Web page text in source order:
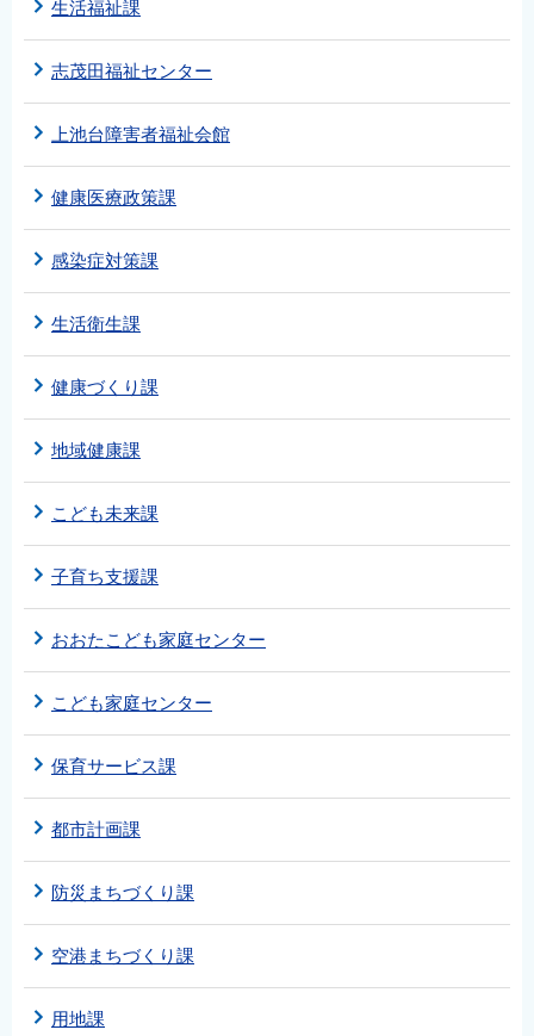
生活福祉課
志茂田福祉センター
上池台障害者福祉会館
健康医療政策課
感染症対策課
生活衛生課
健康づくり課
地域健康課
こども未来課
子育ち支援課
おおたこども家庭センター
こども家庭センター
保育サービス課
都市計画課
防災まちづくり課
空港まちづくり課
用地課